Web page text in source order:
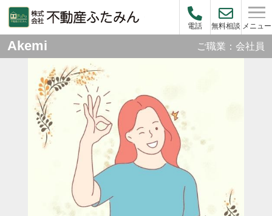
電話 無料相談 メニュー
Akemi ご職業：会社員